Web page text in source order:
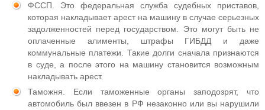
ФССП. Это федеральная служба судебных приставов,
которая накладывает арест на машину в случае серьезных
задолженностей перед государством. Это могут быть не
оплаченные алименты, штрафы ГИБДД и даже
коммунальные платежи. Такие долги сначала признаются
в суде, а после этого на машину становится возможным
накладывать арест.
Таможня. Если таможенные органы заподозрят, что
автомобиль был ввезен в РФ незаконно или вы нарушили